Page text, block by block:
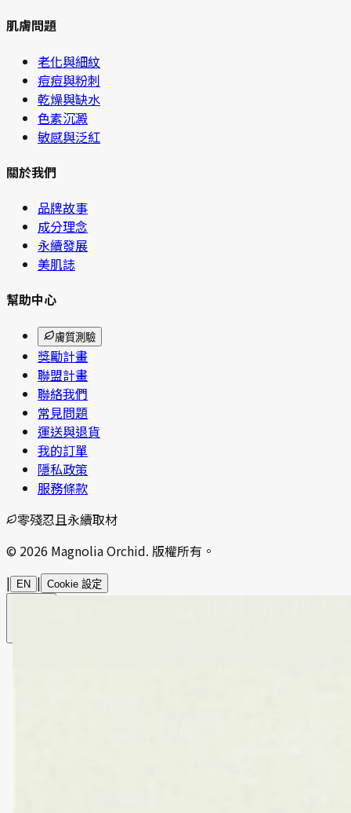
肌膚問題
老化與細紋
痘痘與粉刺
乾燥與缺水
色素沉澱
敏感與泛紅
關於我們
品牌故事
成分理念
永續發展
美肌誌
幫助中心
膚質測驗
獎勵計畫
聯盟計畫
聯絡我們
常見問題
運送與退貨
我的訂單
隱私政策
服務條款
零殘忍且永續取材
© 2026 Magnolia Orchid. 版權所有。
|
EN | Cookie 設定